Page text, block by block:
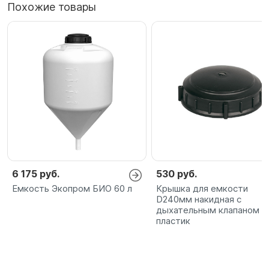
Похожие товары
6 175 руб.
Емкость Экопром БИО 60 л
530 руб.
Крышка для емкости
D240мм накидная c
дыхательным клапаном
пластик